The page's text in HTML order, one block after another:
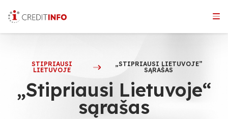
the
STIPRIAUSI
LIETUVOJE
„STIPRIAUSI LIETUVOJE”
SĄRAŠAS
„Stipriausi Lietuvoje“
sąrašas